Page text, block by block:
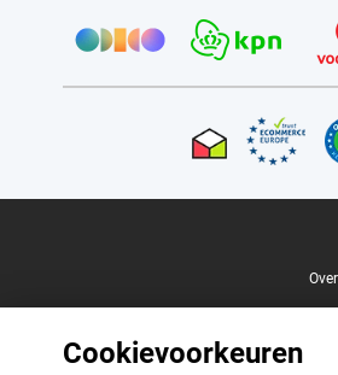
Cookievoorkeuren